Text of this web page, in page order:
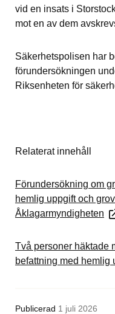
vid en insats i
mot en av dem
Säkerhetspolisen har
förundersökningen
Riksenheten för
Relaterat innehåll
Förundersökning om
hemlig uppgift och
Åklagarmyndigheten
Två personer häktade
befattning med hemlig
Publicerad 1 juli 2026